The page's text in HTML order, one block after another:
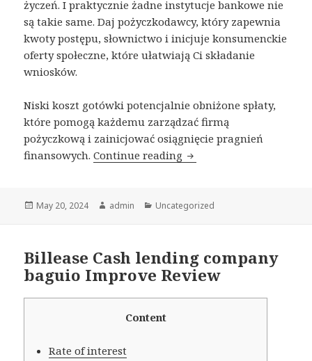
życzeń. I praktycznie żadne instytucje bankowe nie
są takie same. Daj pożyczkodawcy, który zapewnia
kwoty postępu, słownictwo i inicjuje konsumenckie
oferty społeczne, które ułatwiają Ci składanie
wniosków.
Niski koszt gotówki potencjalnie obniżone spłaty,
które pomogą każdemu zarządzać firmą
pożyczkową i zainicjować osiągnięcie pragnień
finansowych.Continue reading Przystępne Konta Do
Posted
May 20, 2024 Author
admin Categories
Uncategorized
Billease Cash lending company
baguio Improve Review
Content
Rate of interest